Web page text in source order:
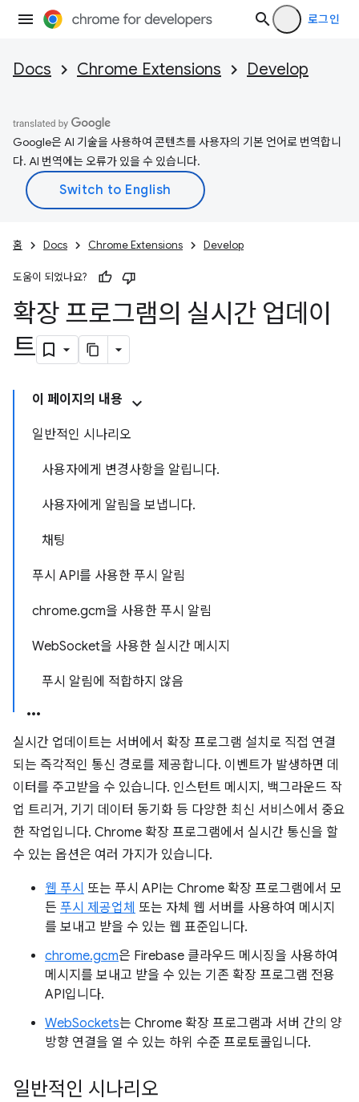
로그인
Docs Chrome Extensions Develop
Google은 AI 기술을 사용하여 콘텐츠를 사용자의 기본 언어로 번역합니
다. AI 번역에는 오류가 있을 수 있습니다.
홈 Docs Chrome Extensions Develop
도움이 되었나요?
확장 프로그램의 실시간 업데이
트
이 페이지의 내용
일반적인 시나리오
사용자에게 변경사항을 알립니다.
사용자에게 알림을 보냅니다.
채팅
푸시 API를 사용한 푸시 알림
chrome.gcm을 사용한 푸시 알림
WebSocket을 사용한 실시간 메시지
푸시 알림에 적합하지 않음
실시간 업데이트는 서버에서 확장 프로그램 설치로 직접 연결
되는 즉각적인 통신 경로를 제공합니다. 이벤트가 발생하면 데
이터를 주고받을 수 있습니다. 인스턴트 메시지, 백그라운드 작
업 트리거, 기기 데이터 동기화 등 다양한 최신 서비스에서 중요
한 작업입니다. Chrome 확장 프로그램에서 실시간 통신을 할
수 있는 옵션은 여러 가지가 있습니다.
웹 푸시 또는 푸시 API는 Chrome 확장 프로그램에서 모
든 푸시 제공업체 또는 자체 웹 서버를 사용하여 메시지
를 보내고 받을 수 있는 웹 표준입니다.
chrome.gcm은 Firebase 클라우드 메시징을 사용하여
메시지를 보내고 받을 수 있는 기존 확장 프로그램 전용
API입니다.
WebSockets는 Chrome 확장 프로그램과 서버 간의 양
방향 연결을 열 수 있는 하위 수준 프로토콜입니다.
일반적인 시나리오